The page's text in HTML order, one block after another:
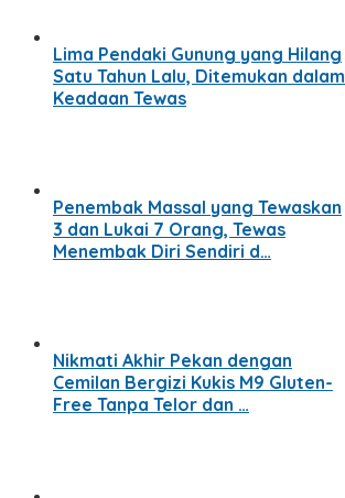
Lima Pendaki Gunung yang Hilang
Satu Tahun Lalu, Ditemukan dalam
Keadaan Tewas
Penembak Massal yang Tewaskan
3 dan Lukai 7 Orang, Tewas
Menembak Diri Sendiri d…
Nikmati Akhir Pekan dengan
Cemilan Bergizi Kukis M9 Gluten-
Free Tanpa Telor dan …